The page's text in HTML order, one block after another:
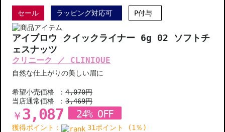
セール ラッピング対応可 P付与
アイブロウ クイックライナー 6g 02 ソフトチ
ェスナッツ
クリニーク ／ CLINIQUE
自然な仕上がりの美しい眉に
希望小売価格 ：4,070円
当店通常価格 ：3,469円
￥ 3,087 24% OFF
獲得ポイント： 31ポイント (1％)